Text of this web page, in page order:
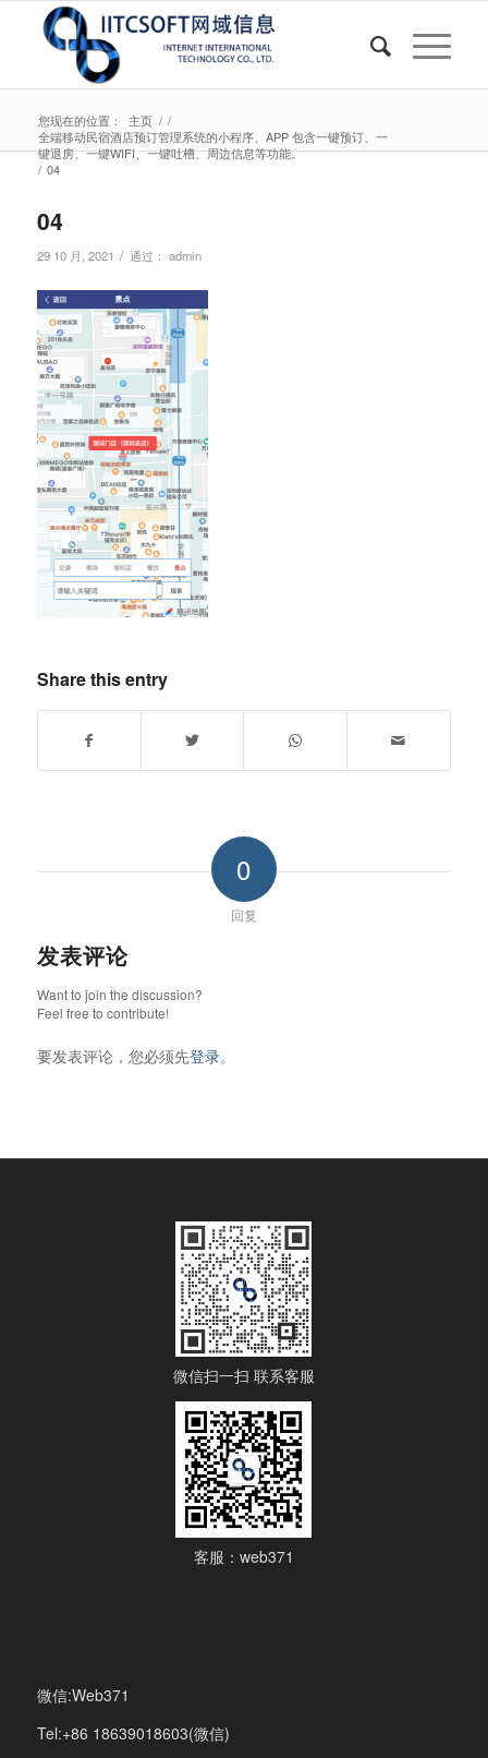
您现在的位置： 主页 / /
全端移动民宿酒店预订管理系统的小程序、APP 包含一键预订、一
键退房、一键WIFI、一键吐槽、周边信息等功能。
/ 04
04
29 10 月, 2021 / 通过： admin
Share this entry
0
回复
发表评论
Want to join the discussion?
Feel free to contribute!
要发表评论，您必须先登录。
微信扫一扫 联系客服
客服：web371
微信:Web371
Tel:+86 18639018603(微信)